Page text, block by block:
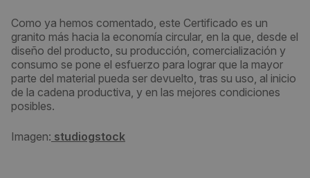
Como ya hemos comentado, este Certificado es un
granito más hacia la economía circular, en la que, desde el
diseño del producto, su producción, comercialización y
consumo se pone el esfuerzo para lograr que la mayor
parte del material pueda ser devuelto, tras su uso, al inicio
de la cadena productiva, y en las mejores condiciones
posibles.
Imagen: studiogstock